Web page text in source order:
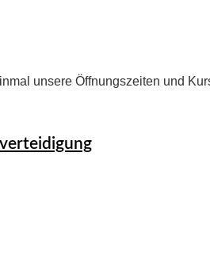
unsere Öffnungszeiten und